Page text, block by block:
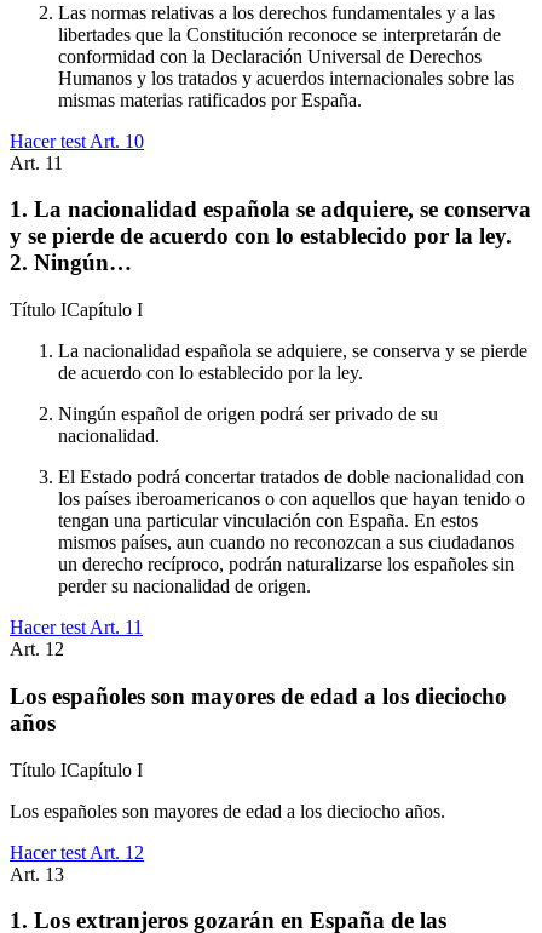
Las normas relativas a los derechos fundamentales y a las
libertades que la Constitución reconoce se interpretarán de
conformidad con la Declaración Universal de Derechos
Humanos y los tratados y acuerdos internacionales sobre las
mismas materias ratificados por España.
Hacer test Art. 10
Art. 11
1. La nacionalidad española se adquiere, se conserva
y se pierde de acuerdo con lo establecido por la ley.
2. Ningún…
Título ICapítulo I
La nacionalidad española se adquiere, se conserva y se pierde
de acuerdo con lo establecido por la ley.
Ningún español de origen podrá ser privado de su
nacionalidad.
El Estado podrá concertar tratados de doble nacionalidad con
los países iberoamericanos o con aquellos que hayan tenido o
tengan una particular vinculación con España. En estos
mismos países, aun cuando no reconozcan a sus ciudadanos
un derecho recíproco, podrán naturalizarse los españoles sin
perder su nacionalidad de origen.
Hacer test Art. 11
Art. 12
Los españoles son mayores de edad a los dieciocho
años
Título ICapítulo I
Los españoles son mayores de edad a los dieciocho años.
Hacer test Art. 12
Art. 13
1. Los extranjeros gozarán en España de las